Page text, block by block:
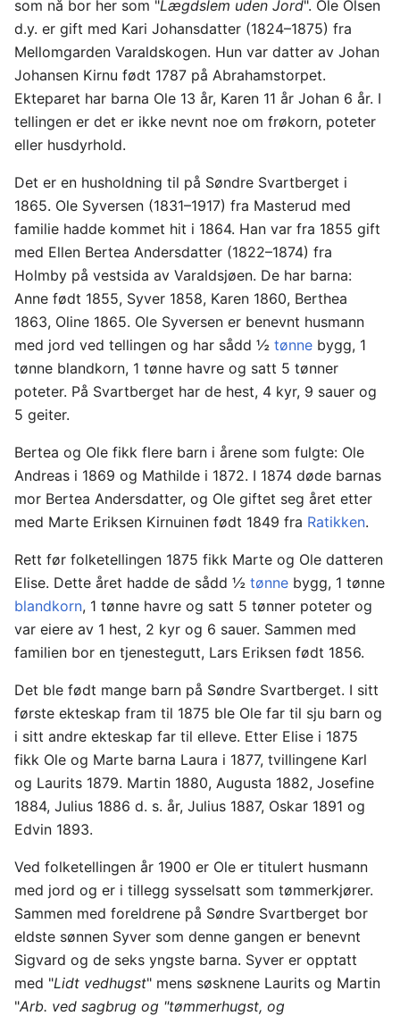
som nå bor her som "Lægdslem uden Jord". Ole Olsen
d.y. er gift med Kari Johansdatter (1824–1875) fra
Mellomgarden Varaldskogen. Hun var datter av Johan
Johansen Kirnu født 1787 på Abrahamstorpet.
Ekteparet har barna Ole 13 år, Karen 11 år Johan 6 år. I
tellingen er det er ikke nevnt noe om frøkorn, poteter
eller husdyrhold.
Det er en husholdning til på Søndre Svartberget i
1865. Ole Syversen (1831–1917) fra Masterud med
familie hadde kommet hit i 1864. Han var fra 1855 gift
med Ellen Bertea Andersdatter (1822–1874) fra
Holmby på vestsida av Varaldsjøen. De har barna:
Anne født 1855, Syver 1858, Karen 1860, Berthea
1863, Oline 1865. Ole Syversen er benevnt husmann
med jord ved tellingen og har sådd ½ tønne bygg, 1
tønne blandkorn, 1 tønne havre og satt 5 tønner
poteter. På Svartberget har de hest, 4 kyr, 9 sauer og
5 geiter.
Bertea og Ole fikk flere barn i årene som fulgte: Ole
Andreas i 1869 og Mathilde i 1872. I 1874 døde barnas
mor Bertea Andersdatter, og Ole giftet seg året etter
med Marte Eriksen Kirnuinen født 1849 fra Ratikken.
Rett før folketellingen 1875 fikk Marte og Ole datteren
Elise. Dette året hadde de sådd ½ tønne bygg, 1 tønne
blandkorn, 1 tønne havre og satt 5 tønner poteter og
var eiere av 1 hest, 2 kyr og 6 sauer. Sammen med
familien bor en tjenestegutt, Lars Eriksen født 1856.
Det ble født mange barn på Søndre Svartberget. I sitt
første ekteskap fram til 1875 ble Ole far til sju barn og
i sitt andre ekteskap far til elleve. Etter Elise i 1875
fikk Ole og Marte barna Laura i 1877, tvillingene Karl
og Laurits 1879. Martin 1880, Augusta 1882, Josefine
1884, Julius 1886 d. s. år, Julius 1887, Oskar 1891 og
Edvin 1893.
Ved folketellingen år 1900 er Ole er titulert husmann
med jord og er i tillegg sysselsatt som tømmerkjører.
Sammen med foreldrene på Søndre Svartberget bor
eldste sønnen Syver som denne gangen er benevnt
Sigvard og de seks yngste barna. Syver er opptatt
med "Lidt vedhugst" mens søsknene Laurits og Martin
"Arb. ved sagbrug og "tømmerhugst, og